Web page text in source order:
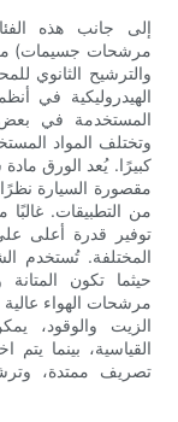
إلى جانب هذه
الهيدروليكية في
المستخدمة في بعض
وتختلف المواد
كبيرًا. يُعد الورق
مقصورة السيارة نظرًا
من التطبيقات.
توفير قدرة أعلى
المختلفة. تُستخدم
حيثما تكون
مرشحات الهواء عالية
الزيت والوقود،
القياسية، بينما يتم
تصريف ممتدة،